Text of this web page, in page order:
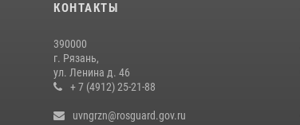
КОНТАКТЫ
390000
г. Рязань,
ул. Ленина д. 46
+ 7 (4912) 25-21-88
uvngrzn@rosguard.gov.ru